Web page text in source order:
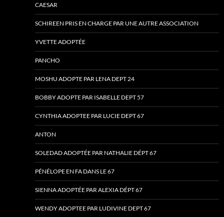
CAESAR
SCHIREEN PRIS EN CHARGE PAR UNE AUTRE ASSOCIATION
YVETTE ADOPTÉE
PANCHO
MOSHU ADOPTE PAR LENA DEPT 24
BOBBY ADOPTE PAR ISABELLE DEPT 57
CYNTHIA ADOPTEE PAR LUCIE DEPT 67
ANTON
SOLEDAD ADOPTÉE PAR NATHALIE DÉPT 67
PÉNÉLOPE EN FA DANS LE 67
SIENNA ADOPTÉE PAR ALEXIA DÉPT 67
WENDY ADOPTEE PAR LUDIVINE DEPT 67